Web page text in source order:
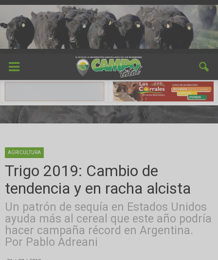
AGRICULTURA
Trigo 2019: Cambio de
tendencia y en racha alcista
Un patrón de sequía en Estados Unidos
ayuda más al cereal que este año podría
hacer campaña récord en Argentina.
Por Pablo Adreani